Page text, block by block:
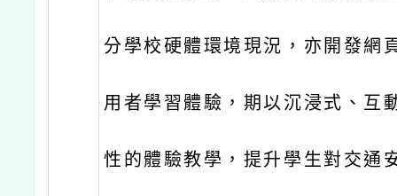
分學校硬體環境現況，亦開發網
用者學習體驗，期以沉浸式、互
性的體驗教學，提升學生對交通